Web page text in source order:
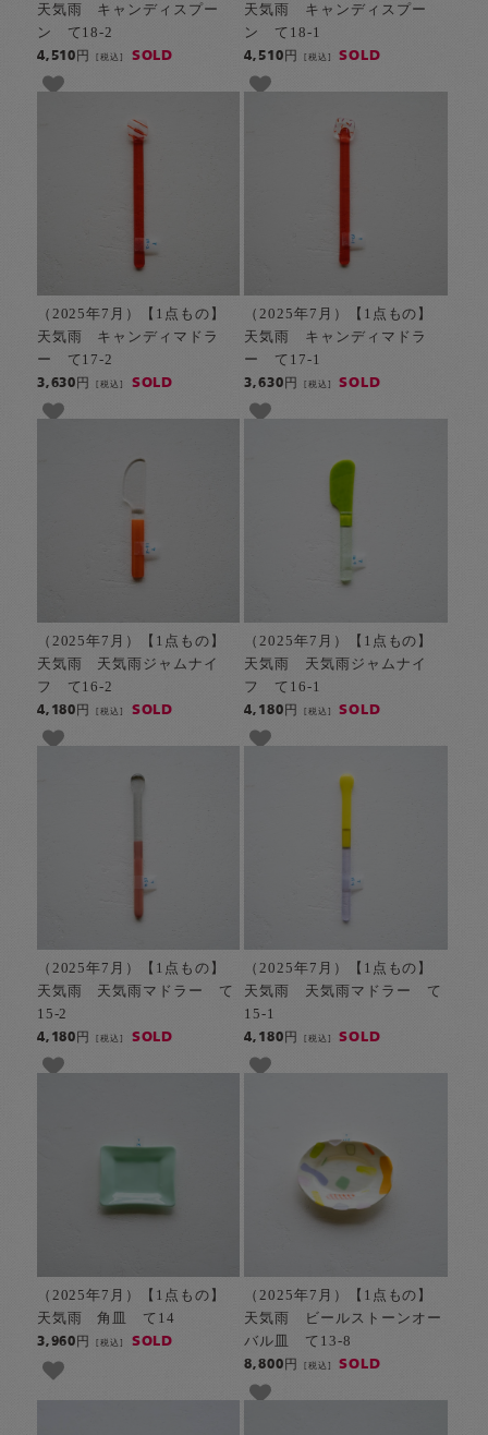
天気雨 キャンディスプー
ン て18-2
4,510円[税込] SOLD
天気雨 キャンディスプー
ン て18-1
4,510円 [税込] SOLD
（2025年7月）【1点もの】
天気雨 キャンディマドラ
ー て17-2
3,630円[税込] SOLD
（2025年7月）【1点もの】
天気雨 キャンディマドラ
ー て17-1
3,630円 [税込] SOLD
（2025年7月）【1点もの】
天気雨 天気雨ジャムナイ
フ て16-2
4,180円[税込] SOLD
（2025年7月）【1点もの】
天気雨 天気雨ジャムナイ
フ て16-1
4,180円 [税込] SOLD
（2025年7月）【1点もの】
天気雨 天気雨マドラー て
15-2
4,180円[税込] SOLD
（2025年7月）【1点もの】
天気雨 天気雨マドラー て
15-1
4,180円 [税込] SOLD
（2025年7月）【1点もの】
天気雨 角皿 て14
3,960円[税込] SOLD
（2025年7月）【1点もの】
天気雨 ビールストーンオー
バル皿 て13-8
8,800円 [税込] SOLD